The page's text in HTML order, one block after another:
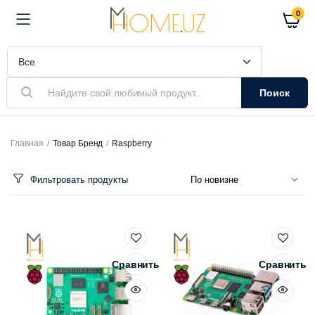
0
Поиск
Главная Товар Бренд Raspberry
Фильтровать продукты
Сравнить Сравнить